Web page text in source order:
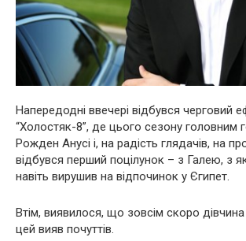
Напередодні ввечері відбувся черговий
“Холостяк-8”, де цього сезону головним
Рожден Анусі і, на радість глядачів, на
відбувся перший поцілунок – з Галею, з
навіть вирушив на відпочинок у Єгипет.
Втім, виявилося, що зовсім скоро
цей вияв почуттів.